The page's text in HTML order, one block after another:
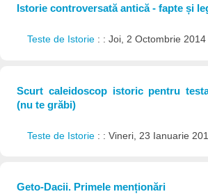
Istorie controversată antică - fapte și
Teste de Istorie : : Joi, 2 Octombrie 2014
Scurt caleidoscop istoric pentru
(nu te grăbi)
Teste de Istorie : : Vineri, 23 Ianuarie
Geto-Dacii. Primele menționări